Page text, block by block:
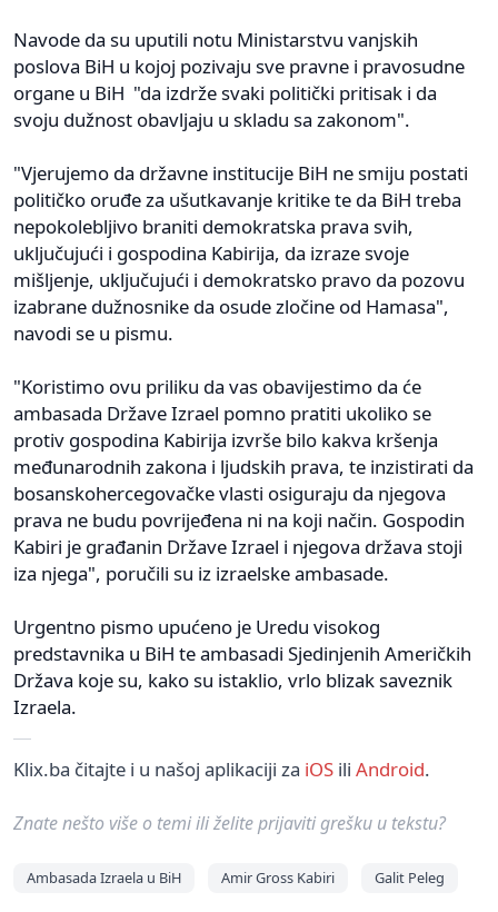
Navode da su uputili notu Ministarstvu vanjskih
poslova BiH u kojoj pozivaju sve pravne i pravosudne
organe u BiH "da izdrže svaki politički pritisak i da
svoju dužnost obavljaju u skladu sa zakonom".
"Vjerujemo da državne institucije BiH ne smiju postati
političko oruđe za ušutkavanje kritike te da BiH treba
nepokolebljivo braniti demokratska prava svih,
uključujući i gospodina Kabirija, da izraze svoje
mišljenje, uključujući i demokratsko pravo da pozovu
izabrane dužnosnike da osude zločine od Hamasa",
navodi se u pismu.
"Koristimo ovu priliku da vas obavijestimo da će
ambasada Države Izrael pomno pratiti ukoliko se
protiv gospodina Kabirija izvrše bilo kakva kršenja
međunarodnih zakona i ljudskih prava, te inzistirati da
bosanskohercegovačke vlasti osiguraju da njegova
prava ne budu povrijeđena ni na koji način. Gospodin
Kabiri je građanin Države Izrael i njegova država stoji
iza njega", poručili su iz izraelske ambasade.
Urgentno pismo upućeno je Uredu visokog
predstavnika u BiH te ambasadi Sjedinjenih Američkih
Država koje su, kako su istaklio, vrlo blizak saveznik
Izraela.
Klix.ba čitajte i u našoj aplikaciji za iOS ili Android.
Znate nešto više o temi ili želite prijaviti grešku u tekstu?
Ambasada Izraela u BiH Amir Gross Kabiri Galit Peleg